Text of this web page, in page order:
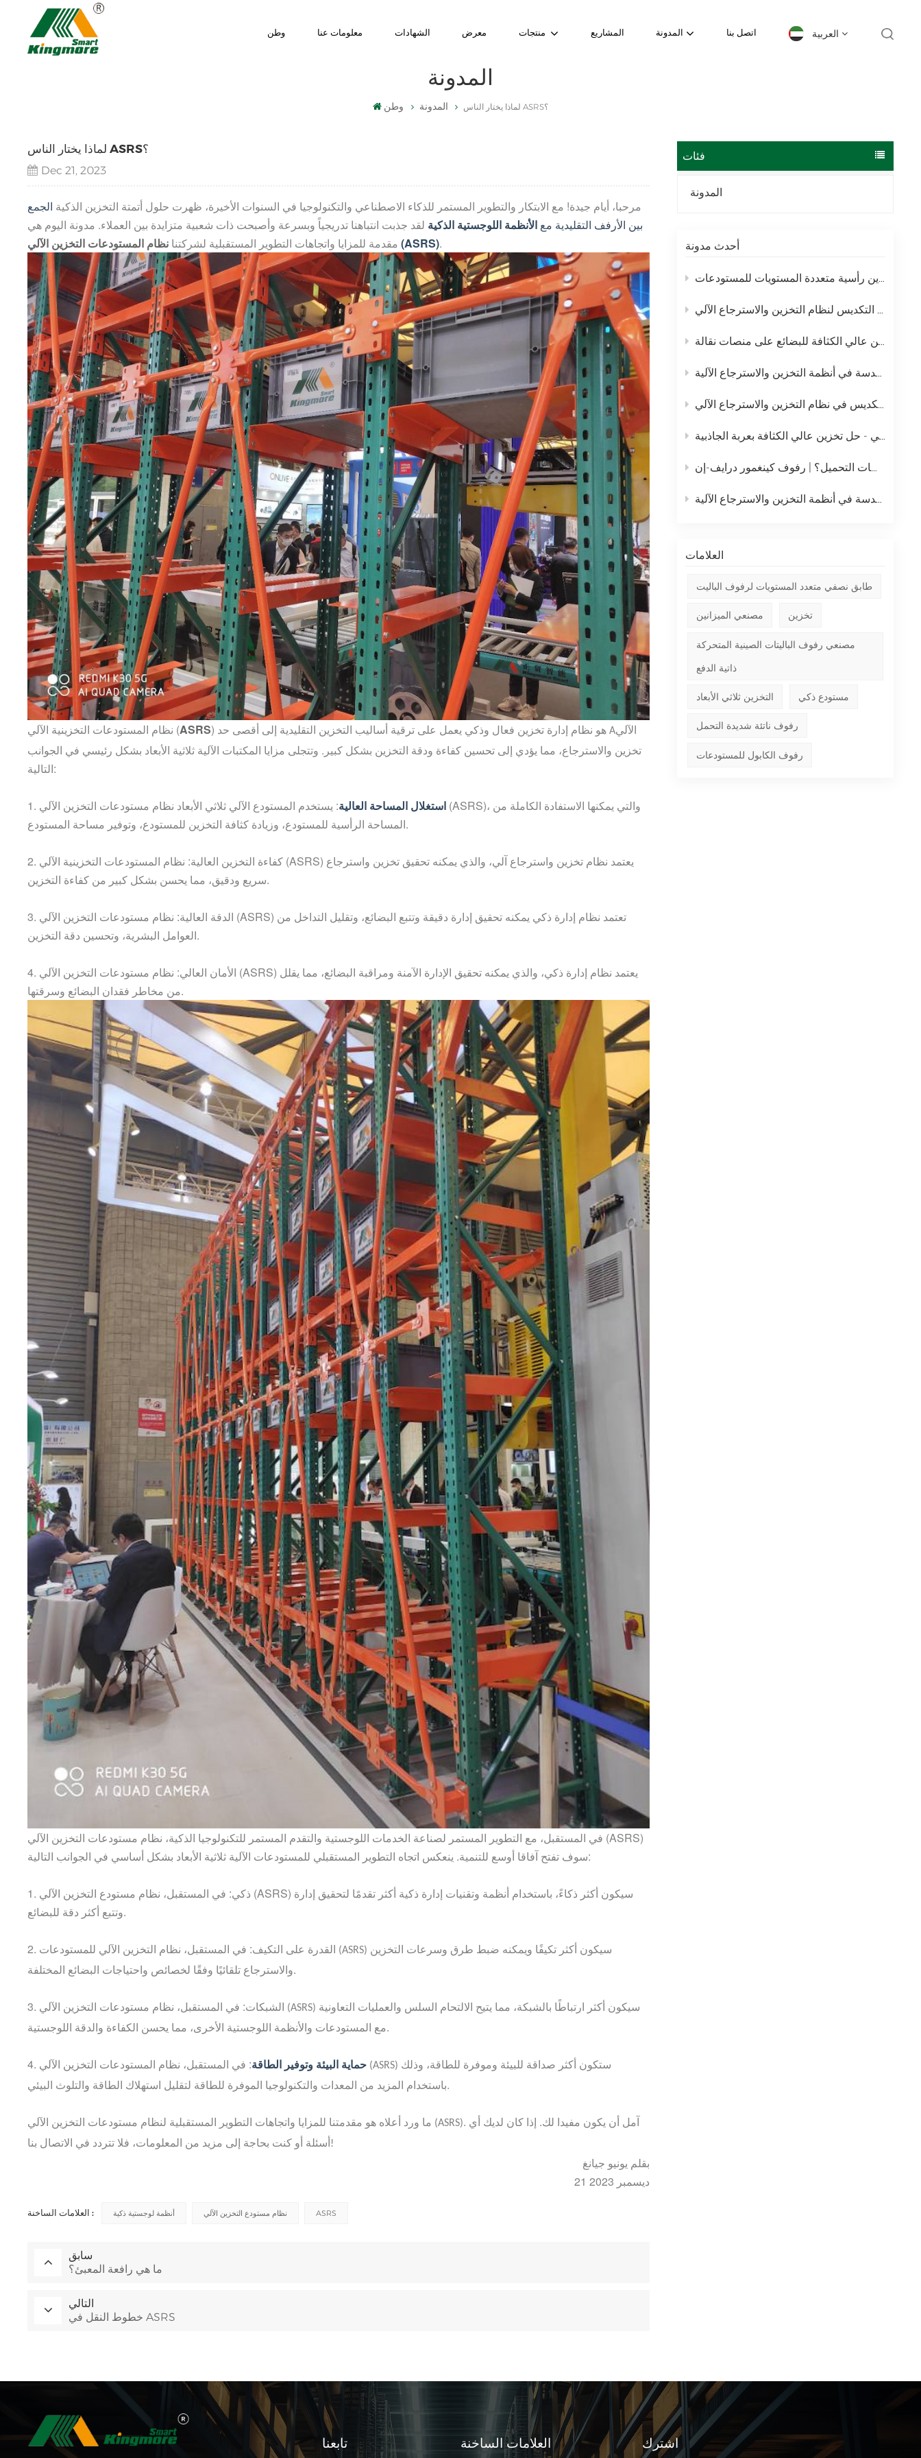
وطن معلومات عنا الشهادات معرض المشاريع المدونة اتصل بنا العربية
العربية
português
中文
русский
المدونة
وطن المدونة لماذا يختار الناس ASRS؟
فئات
المدونة
أحدث مدونة
رفوف الميزانين – حلول تخزين رأسية متعددة المستويات للمستودعات
خطة الصيانة اليومية الكاملة لرافعة التكديس لنظام التخزين والاسترجاع الآلي
نظام التخزين بالدفع المباشر – حل تخزين عالي الكثافة للبضائع على منصات نقالة
نظام رفوف الدفع الخلفي - حل تخزين عالي الكثافة بعربة الجاذبية
ما هو أفضل رف تخزين عالي الكثافة للبضائع السائبة على منصات التحميل؟ | رفوف كينغمور درايف-إن
العلامات
طابق نصفي متعدد المستويات لرفوف الباليت
مصنعي الميزانين تخزين
مصنعي رفوف الباليتات الصينية المتحركة
ذاتية الدفع
التخزين ثلاثي الأبعاد مستودع ذكي
رفوف ناتئة شديدة التحمل
رفوف الكابول للمستودعات
لماذا يختار الناس ASRS؟
Dec 21, 2023
مرحبا، أيام جيدة! مع الابتكار والتطوير المستمر للذكاء الاصطناعي والتكنولوجيا في السنوات الأخيرة، ظهرت حلول أتمتة التخزين الذكية الجمع
بين الأرفف التقليدية مع الأنظمة اللوجستية الذكية لقد جذبت انتباهنا تدريجياً وبسرعة وأصبحت ذات شعبية متزايدة بين العملاء. مدونة اليوم هي
مقدمة للمزايا واتجاهات التطوير المستقبلية لشركتنا نظام المستودعات التخزين الآلي (ASRS).
(ASRS) هو نظام إدارة تخزين فعال وذكي يعمل على ترقية أساليب التخزين التقليدية إلى أقصى حدAالآلي
تخزين والاسترجاع، مما يؤدي إلى تحسين كفاءة ودقة التخزين بشكل كبير. وتتجلى مزايا المكتبات الآلية ثلاثية الأبعاد بشكل رئيسي في الجوانب
التالية:
1. استغلال المساحة العالية (ASRS)، والتي يمكنها الاستفادة الكاملة من
المساحة الرأسية للمستودع، وزيادة كثافة التخزين للمستودع، وتوفير مساحة المستودع.
(ASRS)
سريع ودقيق، مما يحسن بشكل كبير من كفاءة التخزين.
(ASRS)
العوامل البشرية، وتحسين دقة التخزين.
(ASRS)
من مخاطر فقدان البضائع وسرقتها.
(ASRS)
سوف تفتح آفاقا أوسع للتنمية. ينعكس اتجاه التطوير المستقبلي للمستودعات الآلية ثلاثية الأبعاد بشكل أساسي في الجوانب التالية:
(ASRS)
وتتبع أكثر دقة للبضائع.
(ASRS)
والاسترجاع تلقائيًا وفقًا لخصائص واحتياجات البضائع المختلفة.
(ASRS)
مع المستودعات والأنظمة اللوجستية الأخرى، مما يحسن الكفاءة والدقة اللوجستية.
4. حماية البيئة وتوفير الطاقة (ASRS)
باستخدام المزيد من المعدات والتكنولوجيا الموفرة للطاقة لتقليل استهلاك الطاقة والتلوث البيئي.
(ASRS). آمل أن يكون مفيدا لك. إذا كان لديك أي
أسئلة أو كنت بحاجة إلى مزيد من المعلومات، فلا تتردد في الاتصال بنا!
بقلم يونيو جيانغ
21 ديسمبر 2023
العلامات الساخنة : أنظمة لوجستية ذكية نظام مستودع التخزين الآلي ASRS
سابق
ما هي رافعة المعبئ؟
التالي
خطوط النقل في ASRS
تابعنا العلامات الساخنة اشترك